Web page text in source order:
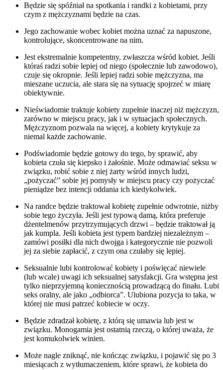
Będzie się spóźniał na spotkania i randki z kobietami, przy
czym z mężczyznami będzie na czas.
Jego zachowanie wobec kobiet można uznać za napuszone,
kontrolujące, skoncentrowane na nim.
Jest ekstremalnie kompetentny, zwłaszcza wśród kobiet. Jeśli
któraś radzi sobie lepiej od niego (społecznie lub zawodowo),
czuje się okropnie. Jeśli lepiej radzi sobie mężczyzna, ma
mieszane uczucia, ale stara się na sytuację spojrzeć w miarę
obiektywnie.
Nieświadomie traktuje kobiety zupełnie inaczej niż mężczyzn,
zarówno w miejscu pracy, jak i w sytuacjach społecznych.
Mężczyznom pozwala na więcej, a kobiety krytykuje za
niemal każde zachowanie.
Podświadomie będzie gotowy do tego, by sprawić, aby
kobieta czuła się kiepsko i żałośnie. Może odmawiać seksu w
związku, robić sobie z niej żarty wśród innych ludzi,
„pożyczać” sobie jej pomysły w miejscu pracy czy pożyczać
pieniądze bez intencji oddania ich kiedykolwiek.
Na randce będzie traktował kobietę zupełnie odwrotnie, niżby
sobie tego życzyła. Jeśli jest typową damą, która preferuje
dżentelmenów przytrzymujących drzwi – będzie traktował ją
jak kumpla. Jeśli kobieta jest typem bardziej niezależnym –
zamówi posiłki dla nich dwojga i kategorycznie nie pozwoli
jej za siebie zapłacić, z czym ona czułaby się lepiej.
Seksualnie lubi kontrolować kobiety i poświęcać niewiele
(lub wcale) uwagi ich seksualnej satysfakcji. Gra wstępna jest
tylko nieprzyjemną koniecznością prowadzącą do finału. Lubi
seks oralny, ale jako „odbiorca”. Ulubiona pozycja to taka, w
której nie musi patrzeć kobiecie w oczy.
Będzie zdradzał kobietę, z którą się umawia lub jest w
związku. Monogamia jest ostatnią rzeczą, o której uważa, że
jest komukolwiek winien.
Może nagle zniknąć, nie kończąc związku, i pojawić się po 3
miesiącach z wytłumaczeniem, które sprawi, że kobieta do